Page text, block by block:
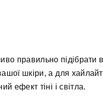
правильно підібрати
шкіри, а для
ефект тіні і світла.